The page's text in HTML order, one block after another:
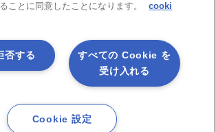
各社商標について
会社情報
ことに同意したことになります。
cooki
すべての Cookie を
受け入れる
否する
Cookie 設定